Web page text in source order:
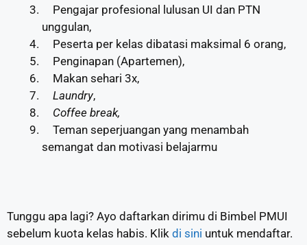
Pengajar profesional lulusan UI dan PTN
unggulan,
Peserta per kelas dibatasi maksimal 6 orang,
Penginapan (Apartemen),
Makan sehari 3x,
Laundry,
Coffee break,
Teman seperjuangan yang menambah
semangat dan motivasi belajarmu
Tunggu apa lagi? Ayo daftarkan dirimu di Bimbel PMUI
sebelum kuota kelas habis. Klik di sini untuk mendaftar.